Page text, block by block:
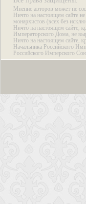
Мнение авторов может не
Ничто на настоящем сайте
монархистов (всех без
Ничто на настоящем сайте,
Императорского Дома, не
Ничто на настоящем сайте,
Начальника Российского
Российского Имперского